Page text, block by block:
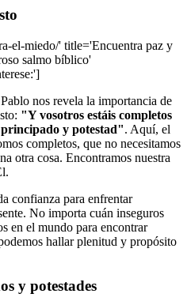
el-miedo/' title='Encuentra paz y
salmo bíblico'
nos revela la importancia de
"Y vosotros estáis completos
principado y potestad". Aquí, el
completos, que no necesitamos
otra cosa. Encontramos nuestra
confianza para enfrentar
No importa cuán inseguros
en el mundo para encontrar
hallar plenitud y propósito
y potestades